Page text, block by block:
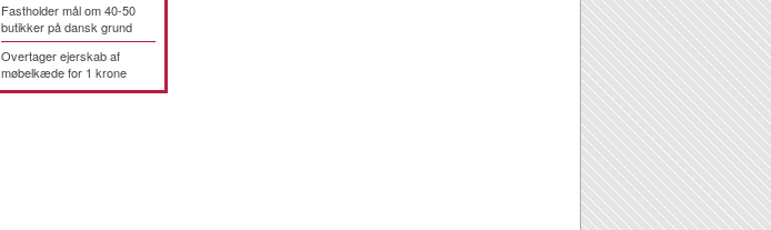
Fastholder mål om 40-50
butikker på dansk grund
Overtager ejerskab af
møbelkæde for 1 krone